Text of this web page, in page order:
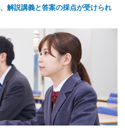
解説講義と答案の採点が受けられ